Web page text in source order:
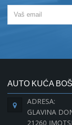
AUTO KUĆA
ADRESA:
GLAVINA
21260